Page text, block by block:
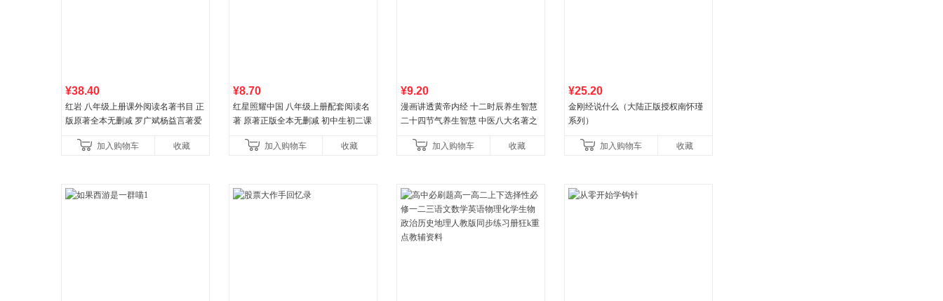
¥38.40
红岩 八年级上册课外阅读名著书目 正
版原著全本无删减 罗广斌杨益言著爱
国青年出版社加入购物车 收藏
¥8.70
红星照耀中国 八年级上册配套阅读名
著 原著正版全本无删减 初中生初二课
加入购物车
收藏
¥9.20
漫画讲透黄帝内经 十二时辰养生智慧
二十四节气养生智慧 中医八大名著之
加入购物车
收藏
¥25.20
金刚经说什么（大陆正版授权南怀瑾
系列）
加入购物车 收藏